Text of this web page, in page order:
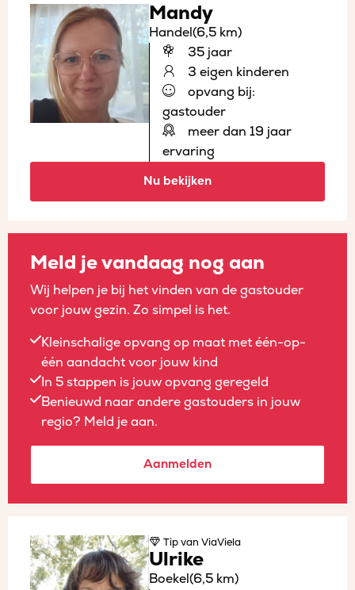
Mandy
Handel(6,5 km)
35 jaar
3 eigen kinderen
opvang bij:
gastouder
meer dan 19 jaar
ervaring
Nu bekijken
Meld je vandaag nog aan
Wij helpen je bij het vinden van de gastouder
voor jouw gezin. Zo simpel is het.
Kleinschalige opvang op maat met één-op-
één aandacht voor jouw kind
In 5 stappen is jouw opvang geregeld
Benieuwd naar andere gastouders in jouw
regio? Meld je aan.
Aanmelden
Tipvan ViaViela
Ulrike
Boekel(6,5 km)